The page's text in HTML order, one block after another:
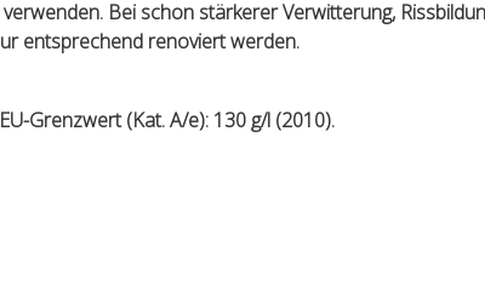
Bei schon stärkerer Verwitterung,
entsprechend renoviert werden.
Grenzwert (Kat. A/e): 130 g/l (2010).